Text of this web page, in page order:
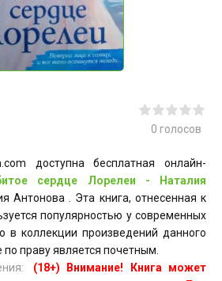
0 голосов
доступна бесплатная онлайн-
сердце Лорелеи - Hаталия
Антонова . Эта книга, отнесенная к
популярностью у современных
в коллекции произведений данного
праву является почетным.
(18+) Внимание! Книга может